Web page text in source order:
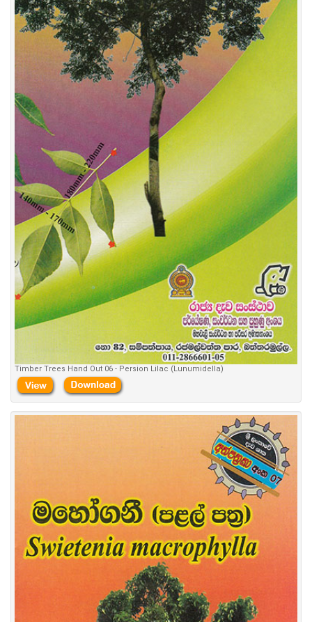
Timber Trees Hand Out 06 - Persion Lilac (Lunumidella)